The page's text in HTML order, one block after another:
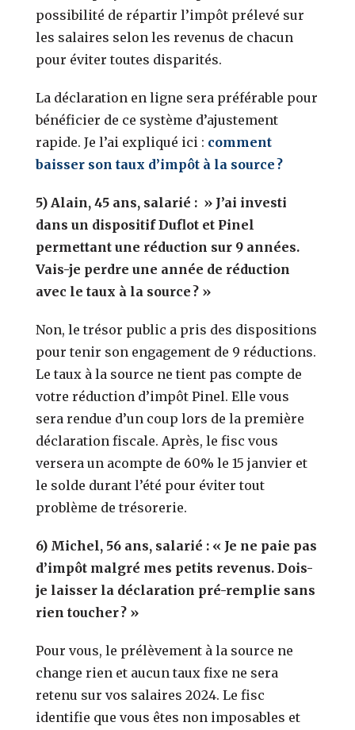
possibilité de répartir l’impôt prélevé sur
les salaires selon les revenus de chacun
pour éviter toutes disparités.
La déclaration en ligne sera préférable pour
bénéficier de ce système d’ajustement
rapide. Je l’ai expliqué ici : comment
baisser son taux d’impôt à la source ?
5) Alain, 45 ans, salarié : » J’ai investi
dans un dispositif Duflot et Pinel
permettant une réduction sur 9 années.
Vais-je perdre une année de réduction
avec le taux à la source ? »
Non, le trésor public a pris des dispositions
pour tenir son engagement de 9 réductions.
Le taux à la source ne tient pas compte de
votre réduction d’impôt Pinel. Elle vous
sera rendue d’un coup lors de la première
déclaration fiscale. Après, le fisc vous
versera un acompte de 60% le 15 janvier et
le solde durant l’été pour éviter tout
problème de trésorerie.
6) Michel, 56 ans, salarié : « Je ne paie pas
d’impôt malgré mes petits revenus. Dois-
je laisser la déclaration pré-remplie sans
rien toucher ? »
Pour vous, le prélèvement à la source ne
change rien et aucun taux fixe ne sera
retenu sur vos salaires 2024. Le fisc
identifie que vous êtes non imposables et